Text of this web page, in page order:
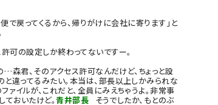
で戻ってくるから、帰りがけに会社に寄ります」と
可の設定しか終わってないですー。
森君、そのアクセス許可なんだけど、ちょっと設
違ってるみたい。本当は、部長以上しかみられな
ァイルが、これだと、全員にみえちゃうよ。非常事
ておいたけど。青井部長 そうでしたか、もとのぶ